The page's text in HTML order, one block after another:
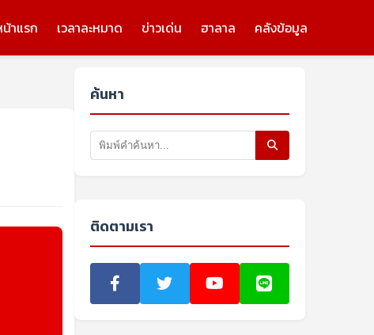
าแรก เวลาละหมาด ข่าวเด่น ฮาลาล คลังข้อมูล
ค้นหา
ติดตามเรา